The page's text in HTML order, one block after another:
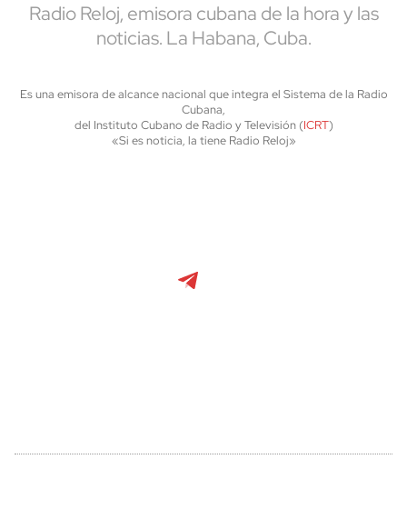
Radio Reloj, emisora cubana de la hora y las
noticias. La Habana, Cuba.
Es una emisora de alcance nacional que integra el Sistema de la Radio
Cubana,
del Instituto Cubano de Radio y Televisión (ICRT)
«Si es noticia, la tiene Radio Reloj»